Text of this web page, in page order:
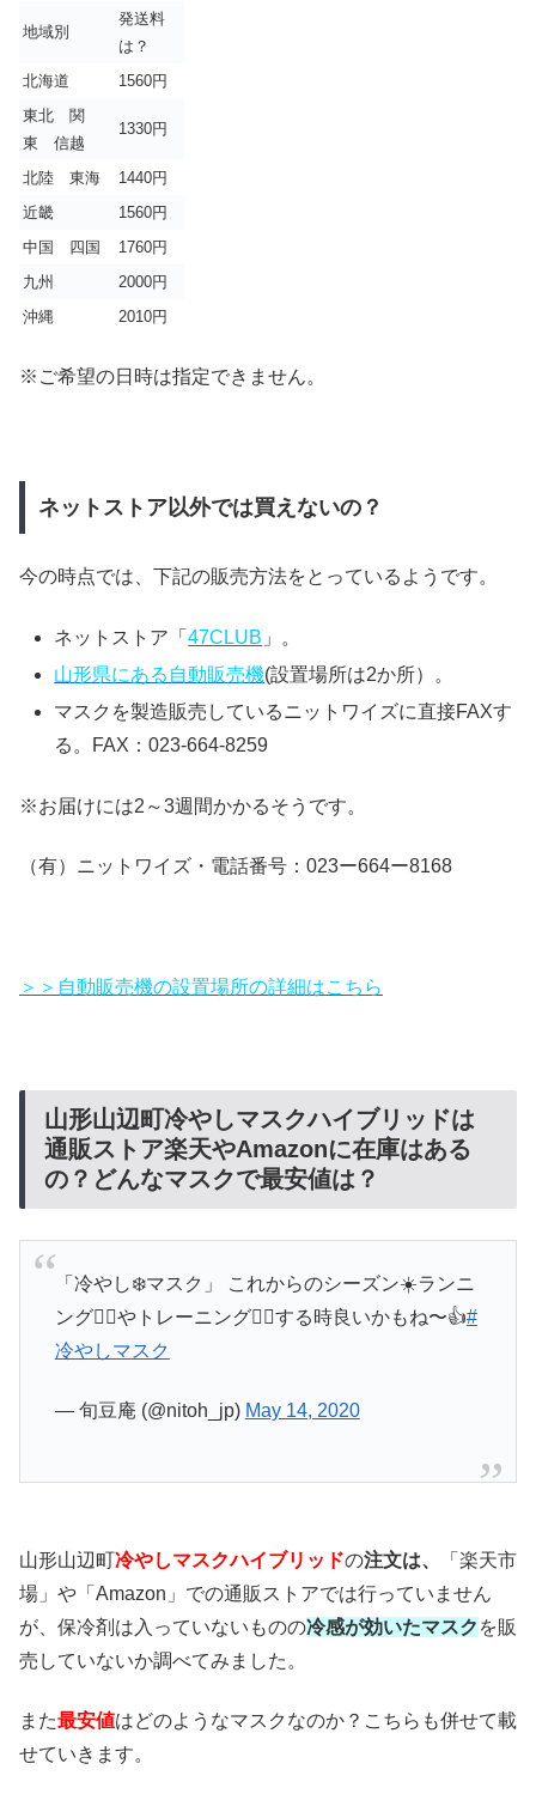
地域別
発送料
は？
北海道
1560円
東北 関
東 信越
1330円
北陸 東海
1440円
近畿
1560円
中国 四国
1760円
九州
2000円
沖縄
2010円
※ご希望の日時は指定できません。
ネットストア以外では買えないの？
今の時点では、下記の販売方法をとっているようです。
ネットストア「47CLUB 」。
山形県にある自動販売機(設置場所は2か所）。
マスクを製造販売しているニットワイズに直接FAXす
る。FAX：023-664-8259
※お届けには2～3週間かかるそうです。
（有）ニットワイズ・電話番号：023ー664ー8168
＞＞自動販売機の設置場所の詳細はこちら
山形山辺町冷やしマスクハイブリッドは
通販ストア楽天やAmazonに在庫はある
の？どんなマスクで最安値は？
「冷やし❄️マスク」 これからのシーズン☀️ランニ
ング🏃‍♀️やトレーニング🏋️‍♂️する時良いかもね〜👍#
冷やしマスク
— 旬豆庵 (@nitoh_jp) May 14, 2020
山形山辺町冷やしマスクハイブリッドの注文は、
「楽天市
場」や「Amazon」での通販ストアでは行っていません
が、保冷剤は入っていないものの冷感が効いたマスク を販
売していないか調べてみました。
また最安値はどのようなマスクなのか？こちらも併せて載
せていきます。